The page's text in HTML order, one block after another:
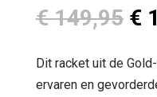
€149,95
€
€
Dit racket uit de
ervaren en